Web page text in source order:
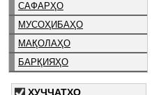
САФАРҲО
МУСОҲИБАҲО
МАҚОЛАҲО
БАРҚИЯҲО
ҲУҶҶАТҲО